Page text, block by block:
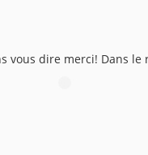
vous dire merci! Dans